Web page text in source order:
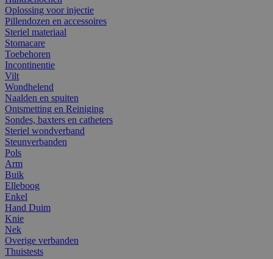
Oplossing voor injectie
Pillendozen en accessoires
Steriel materiaal
Stomacare
Toebehoren
Incontinentie
Vilt
Wondhelend
Naalden en spuiten
Ontsmetting en Reiniging
Sondes, baxters en catheters
Steriel wondverband
Steunverbanden
Pols
Arm
Buik
Elleboog
Enkel
Hand Duim
Knie
Nek
Overige verbanden
Thuistests